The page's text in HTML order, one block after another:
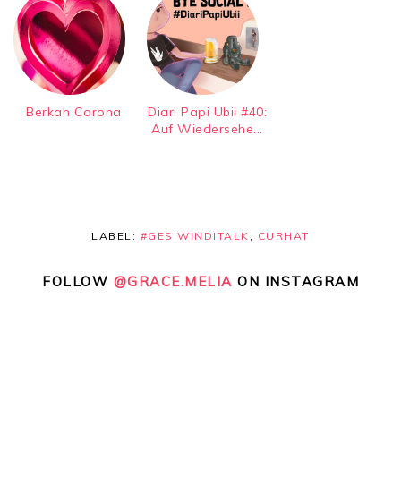
Berkah Corona
Diari Papi Ubii #40:
Auf Wiedersehe...
LABEL: #GESIWINDITALK , CURHAT
FOLLOW @GRACE.MELIA ON INSTAGRAM